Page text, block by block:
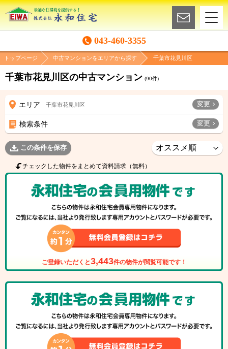
043-460-3355
トップページ 中古マンションをエリアから探す 千葉市花見川区
千葉市花見川区の中古マンション (90件)
エリア 千葉市花見川区 変更
検索条件 変更
この条件を保存
チェックした物件をまとめて資料請求（無料）
ご登録いただくと3,443件の物件が閲覧可能です！